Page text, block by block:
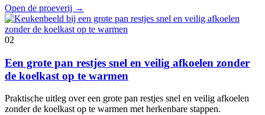
Open de proeverij →
02
Een grote pan restjes snel en veilig afkoelen zonder
de koelkast op te warmen
Praktische uitleg over een grote pan restjes snel en veilig afkoelen
zonder de koelkast op te warmen met herkenbare stappen.